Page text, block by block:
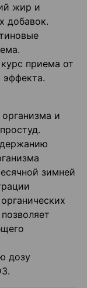
жир и
добавок.
приема от
эффекта.
и
зимней
дозу